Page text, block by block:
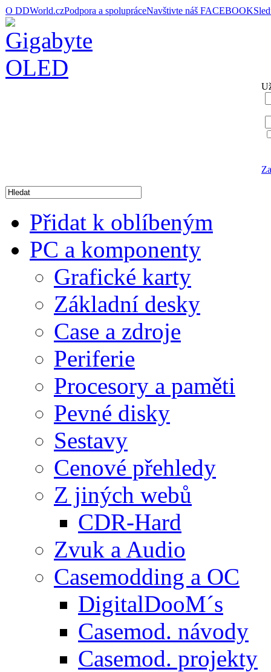
O DDWorld.czPodpora a spolupráceNavštivte náš FACEBOOK
Přidat k oblíbeným
PC a komponenty
Grafické karty
Základní desky
Case a zdroje
Periferie
Procesory a paměti
Pevné disky
Sestavy
Cenové přehledy
Z jiných webů
CDR-Hard
Zvuk a Audio
Casemodding a OC
DigitalDooM´s
Casemod. návody
Casemod. projekty